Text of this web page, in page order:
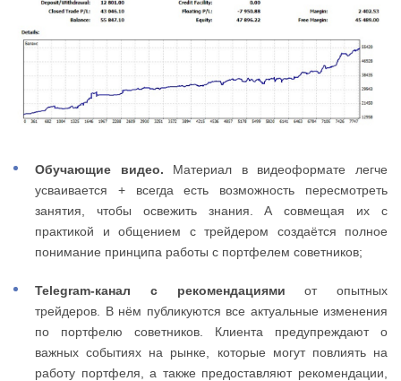
Обучающие видео. Материал в видеоформате легче
усваивается + всегда есть возможность пересмотреть
занятия, чтобы освежить знания. А совмещая их с
практикой и общением с трейдером создаётся полное
понимание принципа работы с портфелем советников;
Telegram-канал с рекомендациями от опытных
трейдеров. В нём публикуются все актуальные изменения
по портфелю советников. Клиента предупреждают о
важных событиях на рынке, которые могут повлиять на
работу портфеля, а также предоставляют рекомендации,